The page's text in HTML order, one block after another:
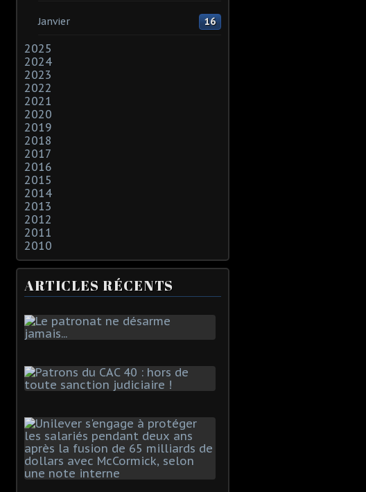
Janvier 16
2025
2024
2023
2022
2021
2020
2019
2018
2017
2016
2015
2014
2013
2012
2011
2010
ARTICLES RÉCENTS